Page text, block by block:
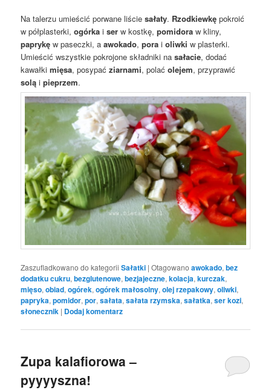
Na talerzu umieścić porwane liściesałaty. Rzodkiewkę pokroić
w półplasterki,ogórka iser w kostkę,pomidora w kliny,
paprykę w paseczki, aawokado,pora ioliwki w plasterki.
Umieścić wszystkie pokrojone składniki nasałacie, dodać
kawałki mięsa, posypaćziarnami, polaćolejem, przyprawić
solą ipieprzem.
Zaszufladkowano do kategorii Sałatki |Otagowano awokado,bez
dodatku cukru,bezglutenowe,bezjajeczne,kolacja,kurczak,
mięso,obiad,ogórek,ogórek małosolny,olej rzepakowy,oliwki,
papryka,pomidor,por,sałata,sałata rzymska,sałatka,ser kozi,
słonecznik | Dodaj komentarz
Zupa kalafiorowa –
pyyyyszna!